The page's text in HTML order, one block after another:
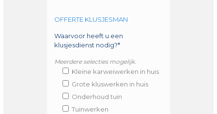
OFFERTE KLUSJESMAN
Waarvoor heeft u een
klusjesdienst nodig?*
Meerdere selecties mogelijk.
Kleine karweiwerken in huis
Grote kluswerken in huis
Onderhoud tuin
Tuinwerken